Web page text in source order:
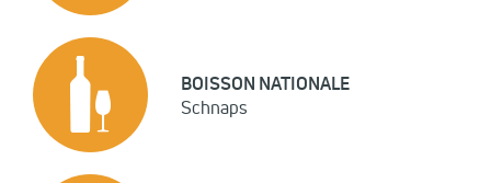
BOISSON NATIONALE
Schnaps